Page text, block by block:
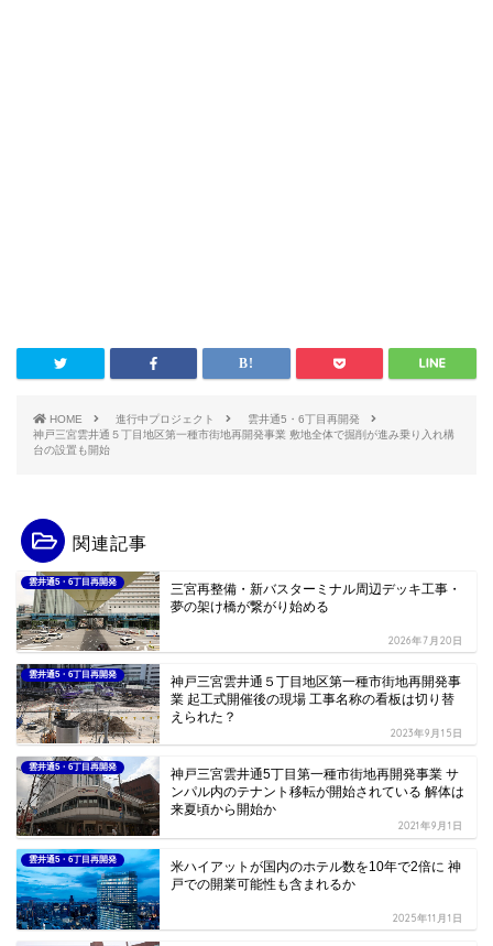
HOME 進行中プロジェクト
雲井通5・6丁目再開発
神戸三宮雲井通５丁目地区第一種市街地再開発事業 敷地全体で掘削が進み乗り入れ構
台の設置も開始
関連記事
雲井通5・6丁目再開発
三宮再整備・新バスターミナル周辺デッキ工事・
夢の架け橋が繋がり始める
2026年7月20日
雲井通5・6丁目再開発
神戸三宮雲井通５丁目地区第一種市街地再開発事
業 起工式開催後の現場 工事名称の看板は切り替
えられた？
2023年9月15日
雲井通5・6丁目再開発
神戸三宮雲井通5丁目第一種市街地再開発事業 サ
ンパル内のテナント移転が開始されている 解体は
来夏頃から開始か
2021年9月1日
雲井通5・6丁目再開発
米ハイアットが国内のホテル数を10年で2倍に 神
戸での開業可能性も含まれるか
2025年11月1日